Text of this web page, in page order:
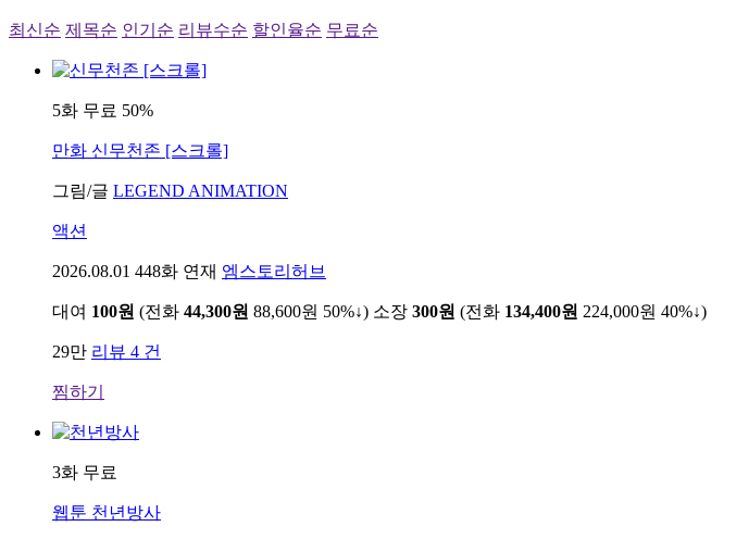
최신순 제목순 인기순 리뷰수순 할인율순 무료순
5화 무료 50%
만화 신무천존 [스크롤]
그림/글 LEGEND ANIMATION
액션
2026.08.01 448화 연재 엠스토리허브
대여 100원 (전화 44,300원 88,600원 50%↓) 소장 300원 (전화 134,400원 224,000원 40%↓)
29만 리뷰 4 건
찜하기
3화 무료
웹툰 천년방사